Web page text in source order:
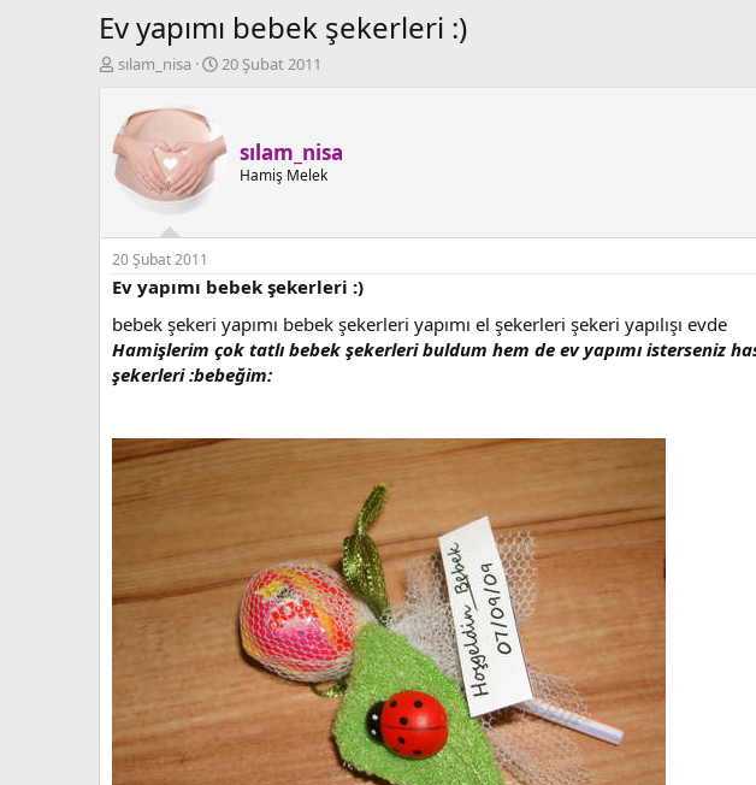
Ev yapımı bebek şekerleri :)
K
b
u
u
a
ş
l
a
t
a
sılam_nisa
B
a
ç
a
r
i
h
20 Şubat 2011
sılam_nisa
Hamiş Melek
20 Şubat 2011
Ev yapımı bebek şekerleri :)
bebek şekeri yapımı bebek şekerleri yapımı el şekerleri şekeri yapılışı evde
Hamişlerim çok tatlı bebek şekerleri buldum hem de ev yapımı isterseniz
şekerleri :bebeğim: